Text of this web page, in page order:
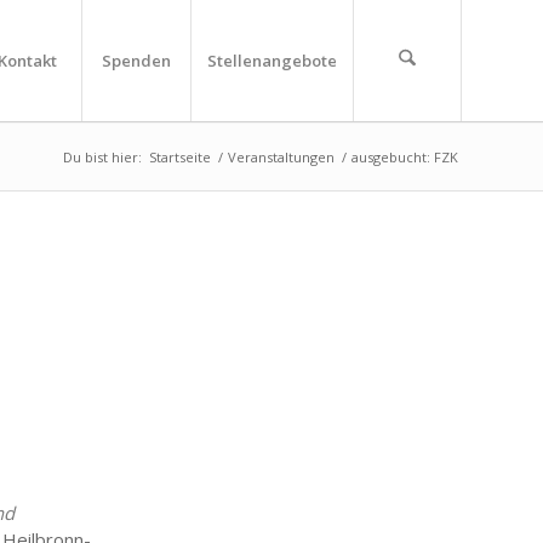
Kontakt Spenden Stellenangebote
Du bist hier: Startseite / Veranstaltungen / ausgebucht: FZK